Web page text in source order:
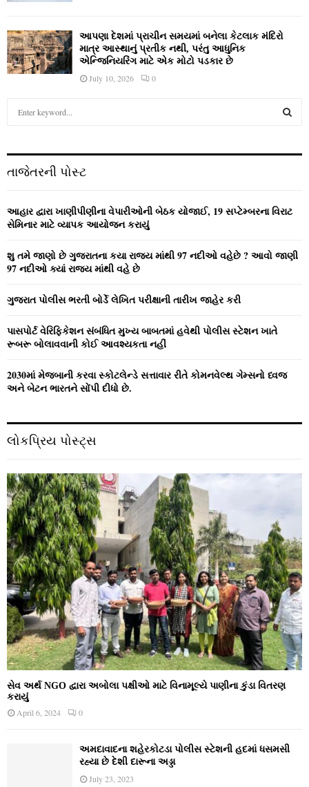
આપણા દેશમાં પ્રાચીન સમયમાં બનેલા કેટલાક મંદિરો
માત્ર આસ્થાનું પ્રતીક નથી, પરંતુ આધુનિક
એન્જિનિયરિંગ માટે એક મોટો પડકાર છે
July 10, 2026 0
h
o
r
C
તાજેતરની પોસ્ટ
આહાર દ્વારા ખાણીપીણીના વેપારીઓની બેઠક યોજાઈ, 19 સપ્ટેમ્બરના વિરાટ
સેમિનાર માટે વ્યાપક આયોજન કરાયું
શુ તમે જાણો છે ગુજરાતના કયા રાજ્ય માંથી 97 નદીઓ વહેછે ? આવો જાણી
97 નદીઓ ક્યાં રાજ્ય માંથી વહે છે
ગુજરાત પોલીસ ભરતી બોર્ડે લેખિત પરીક્ષાની તારીખ જાહેર કરી
પાસપોર્ટ વેરિફિકેશન સંબંધિત મુખ્ય બાબતમાં હવેથી પોલીસ સ્ટેશન ખાતે
રૂબરૂ બોલાવવાની કોઈ આવશ્યકતા નહીં
2030માં મેજબાની કરવા સ્કોટલેન્ડે સત્તાવાર રીતે કોમનવેલ્થ ગેમ્સનો ધ્વજ
અને બેટન ભારતને સોંપી દીધો છે.
લોકપ્રિય પોસ્ટ્સ
સેવ અર્થ NGO દ્વારા અબોલા પક્ષીઓ માટે વિનામૂલ્યે પાણીના કુંડા વિતરણ
કરાયું
April 6, 2024 0
અમદાવાદના શહેરકોટડા પોલીસ સ્ટેશની હદમાં ધસમસી
રહ્યા છે દેશી દારૂના અડ્ડા
July 23, 2023